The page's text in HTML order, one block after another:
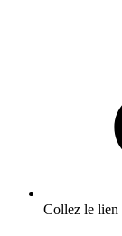
Collez le lien